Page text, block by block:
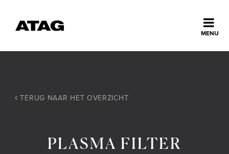
MENU
Ontdek ATAG
TERUG NAAR HET OVERZICHT
PLASMA FILTER